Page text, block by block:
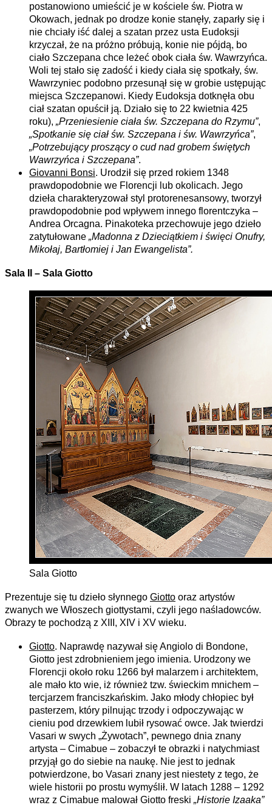
postanowiono umieścić je w kościele św. Piotra w
Okowach, jednak po drodze konie stanęły, zaparły się i
nie chciały iść dalej a szatan przez usta Eudoksji
krzyczał, że na próżno próbują, konie nie pójdą, bo
ciało Szczepana chce leżeć obok ciała św. Wawrzyńca.
Woli tej stało się zadość i kiedy ciała się spotkały, św.
Wawrzyniec podobno przesunął się w grobie ustępując
miejsca Szczepanowi. Kiedy Eudoksja dotknęła obu
ciał szatan opuścił ją. Działo się to 22 kwietnia 425
roku), „Przeniesienie ciała św. Szczepana do Rzymu”,
„Spotkanie się ciał św. Szczepana i św. Wawrzyńca”,
„Potrzebujący proszący o cud nad grobem świętych
Wawrzyńca i Szczepana”.
Giovanni Bonsi. Urodził się przed rokiem 1348
prawdopodobnie we Florencji lub okolicach. Jego
dzieła charakteryzował styl protorenesansowy, tworzył
prawdopodobnie pod wpływem innego florentczyka –
Andrea Orcagna. Pinakoteka przechowuje jego dzieło
zatytułowane „Madonna z Dzieciątkiem i święci Onufry,
Mikołaj, Bartłomiej i Jan Ewangelista”.
Sala II – Sala Giotto
Sala Giotto
Prezentuje się tu dzieło słynnego Giotto oraz artystów
zwanych we Włoszech giottystami, czyli jego naśladowców.
Obrazy te pochodzą z XIII, XIV i XV wieku.
Giotto. Naprawdę nazywał się Angiolo di Bondone,
Giotto jest zdrobnieniem jego imienia. Urodzony we
Florencji około roku 1266 był malarzem i architektem,
ale mało kto wie, iż również tzw. świeckim mnichem –
tercjarzem franciszkańskim. Jako młody chłopiec był
pasterzem, który pilnując trzody i odpoczywając w
cieniu pod drzewkiem lubił rysować owce. Jak twierdzi
Vasari w swych „Żywotach”, pewnego dnia znany
artysta – Cimabue – zobaczył te obrazki i natychmiast
przyjął go do siebie na naukę. Nie jest to jednak
potwierdzone, bo Vasari znany jest niestety z tego, że
wiele historii po prostu wymyślił. W latach 1288 – 1292
wraz z Cimabue malował Giotto freski „Historie Izaaka”